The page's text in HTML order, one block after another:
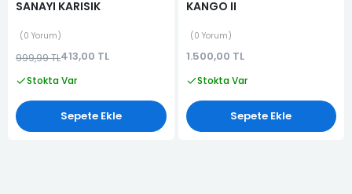
SANAYI KARISIK
0 Yorum
999,99 TL413,00 TL
Stokta Var
Sepete Ekle
KANGO II
0 Yorum
1.500,00 TL
Stokta Var
Sepete Ekle